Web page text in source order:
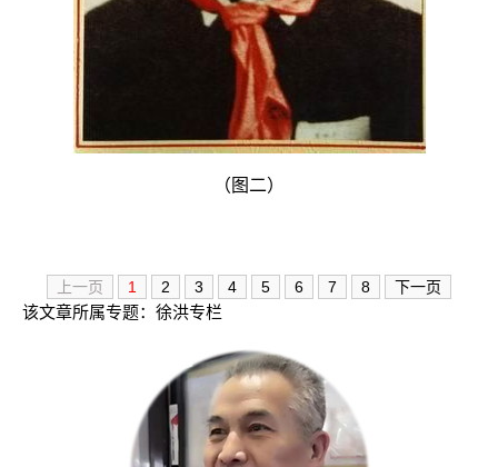
（图二）
上一页 1 2 3 4 5 6 7 8 下一页
该文章所属专题： 徐洪专栏